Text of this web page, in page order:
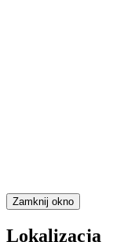
Zamknij okno
Lokalizacja